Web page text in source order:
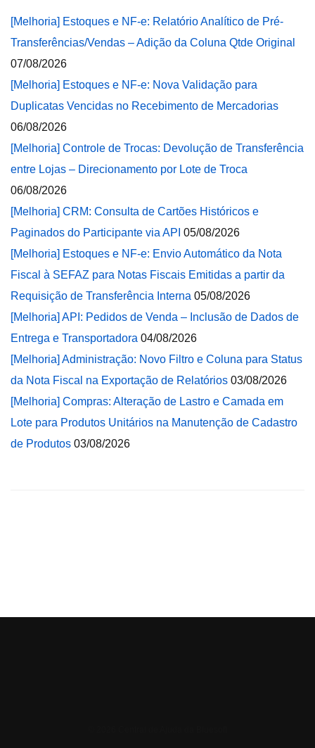
[Melhoria] Estoques e NF-e: Relatório Analítico de Pré-
Transferências/Vendas – Adição da Coluna Qtde Original
07/08/2026
[Melhoria] Estoques e NF-e: Nova Validação para
Duplicatas Vencidas no Recebimento de Mercadorias
06/08/2026
[Melhoria] Controle de Trocas: Devolução de Transferência
entre Lojas – Direcionamento por Lote de Troca
06/08/2026
[Melhoria] CRM: Consulta de Cartões Históricos e
Paginados do Participante via API 05/08/2026
[Melhoria] Estoques e NF-e: Envio Automático da Nota
Fiscal à SEFAZ para Notas Fiscais Emitidas a partir da
Requisição de Transferência Interna 05/08/2026
[Melhoria] API: Pedidos de Venda – Inclusão de Dados de
Entrega e Transportadora 04/08/2026
[Melhoria] Administração: Novo Filtro e Coluna para Status
da Nota Fiscal na Exportação de Relatórios 03/08/2026
[Melhoria] Compras: Alteração de Lastro e Camada em
Lote para Produtos Unitários na Manutenção de Cadastro
de Produtos 03/08/2026